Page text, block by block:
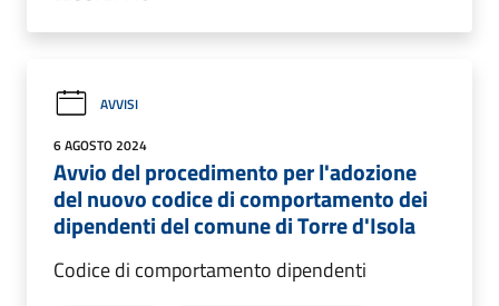
AVVISI
6 AGOSTO 2024
Avvio del procedimento per l'adozione
del nuovo codice di comportamento dei
dipendenti del comune di Torre d'Isola
Codice di comportamento dipendenti